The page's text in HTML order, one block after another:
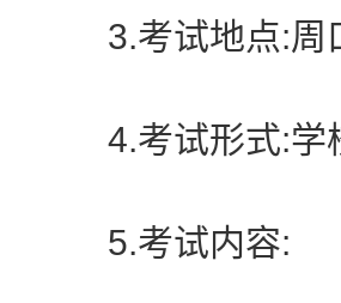
3.考试地点:周
4.考试形式:学
5.考试内容: